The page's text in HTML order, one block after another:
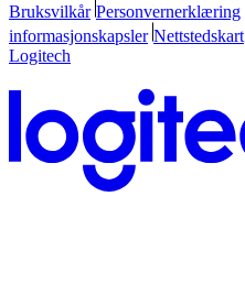
Bruksvilkår Personvernerklæring
informasjonskapsler Nettstedskart
Logitech